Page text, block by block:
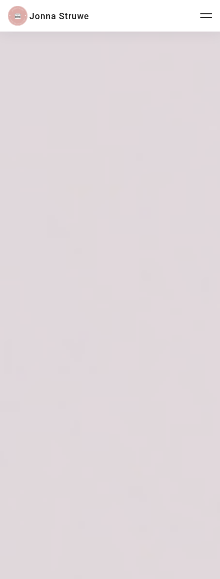
Jonna Struwe